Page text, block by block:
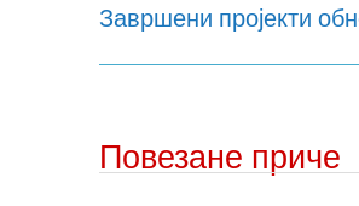
Завршени пројекти
Повезане приче